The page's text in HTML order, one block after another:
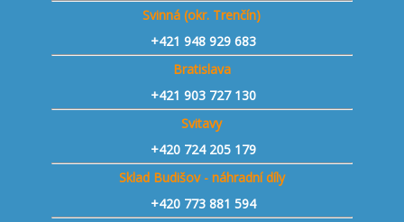
Svinná (okr. Trenčín)
+421948 929 683
Bratislava
+421 903 727 130
Svitavy
+420 724 205 179
Sklad Budišov - náhradní díly
+420 773 881 594